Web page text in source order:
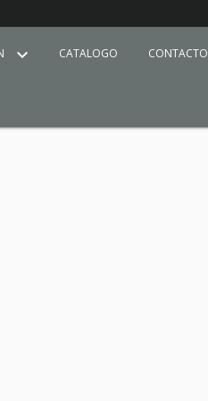
CATALOGO CONTACTO